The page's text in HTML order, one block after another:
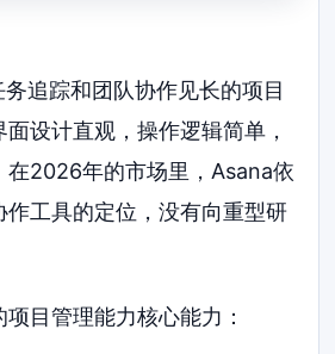
追踪和团队协作见长的项目
设计直观，操作逻辑简单，
在2026年的市场里，Asana依
作工具的定位，没有向重型研
目管理能力核心能力：